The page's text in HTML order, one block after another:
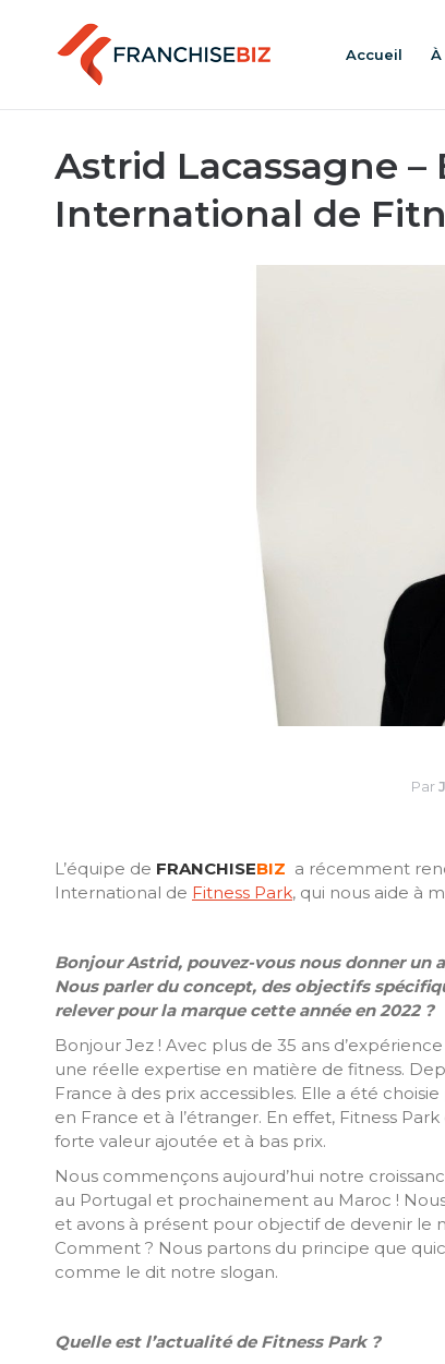
Accueil À
Astrid Lacassagne
International de
Par
L’équipe de FRANCHISEBIZ a récemment
International de Fitness Park, qui nous aide à
Bonjour Astrid, pouvez-vous nous donner un
Nous parler du concept, des objectifs
relever pour la marque cette année en 2022 ?
Bonjour Jez ! Avec plus de 35 ans
une réelle expertise en matière de fitness.
France à des prix accessibles. Elle a été
en France et à l’étranger. En effet, Fitness
forte valeur ajoutée et à bas prix.
Nous commençons aujourd’hui notre
au Portugal et prochainement au Maroc !
et avons à présent pour objectif de devenir le
Comment ? Nous partons du principe que
comme le dit notre slogan.
Quelle est l’actualité de Fitness Park ?